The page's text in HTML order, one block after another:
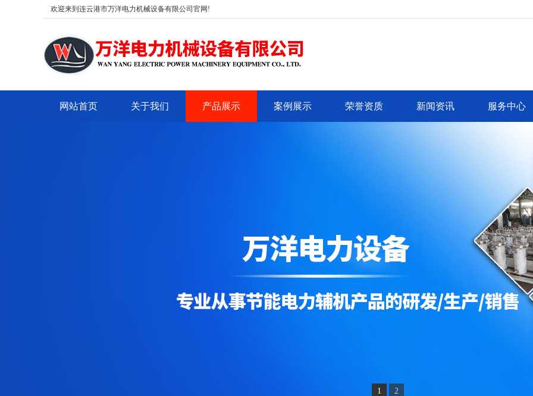
欢迎来到连云港市万洋电力机械设备有限公司官网!
网站首页 关于我们 产品展示 案例展示 荣誉资质 新闻资讯 服务中心
1 2